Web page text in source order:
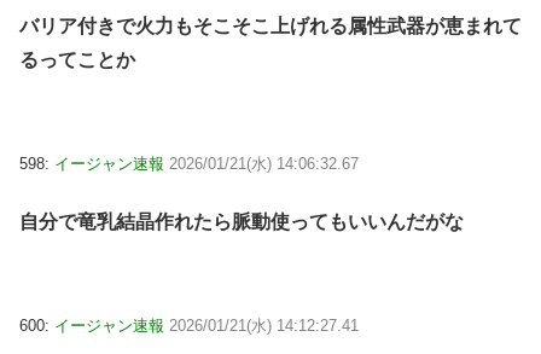
バリア付きで火力もそこそこ上げれる属性武器が恵まれて
るってことか
598: イージャン速報 2026/01/21(水) 14:06:32.67
自分で竜乳結晶作れたら脈動使ってもいいんだがな
600: イージャン速報 2026/01/21(水) 14:12:27.41